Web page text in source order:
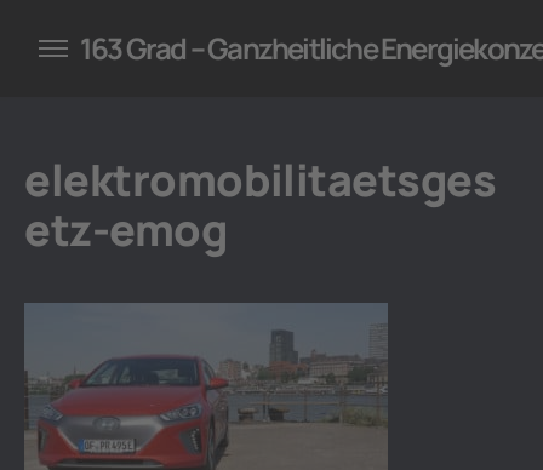
für Unternehmen
163 Grad – Ganzheitliche
elektromobilitaetsges
etz-emog